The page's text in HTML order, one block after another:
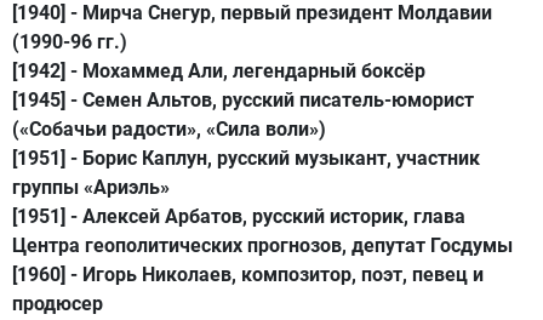
[1940] - Мирча Снегур, первый президент Молдавии
(1990-96 гг.)
[1942] - Мохаммед Али, легендарный боксёр
[1945] - Семен Альтов, русский писатель-юморист
(«Собачьи радости», «Сила воли»)
[1951] - Борис Каплун, русский музыкант, участник
группы «Ариэль»
[1951] - Алексей Арбатов, русский историк, глава
Центра геополитических прогнозов, депутат Госдумы
[1960] - Игорь Николаев, композитор, поэт, певец и
продюсер